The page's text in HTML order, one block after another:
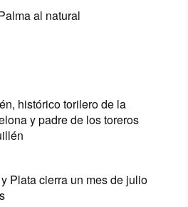
al natural
histórico torilero de la
y padre de los toreros
Plata cierra un mes de julio